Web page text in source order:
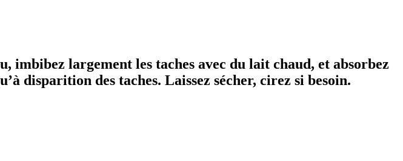
imbibez largement les taches avec du lait chaud, et absorbez
disparition des taches. Laissez sécher, cirez si besoin.